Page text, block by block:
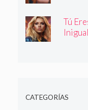
de
Tú
CATEGORÍAS